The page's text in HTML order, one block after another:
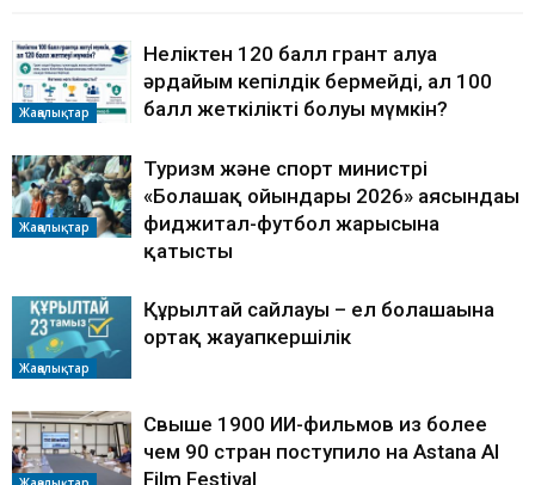
Жаңалықтар
Неліктен 120 балл грант алуға
әрдайым кепілдік бермейді, ал 100
балл жеткілікті болуы мүмкін?
Жаңалықтар
Туризм және спорт министрі
«Болашақ ойындары 2026» аясындағы
фиджитал-футбол жарысына
қатысты
Жаңалықтар
Құрылтай сайлауы – ел болашағына
ортақ жауапкершілік
Свыше 1900 ИИ-фильмов из более
чем 90 стран поступило на Astana AI
Film Festival